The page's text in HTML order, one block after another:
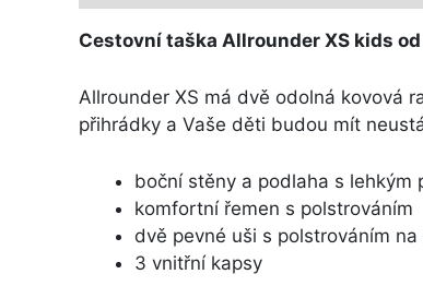
Cestovní taška Allrounder XS kids
Allrounder XS má dvě odolná kovová
přihrádky a Vaše děti budou mít
boční stěny a podlaha s lehkým
komfortní řemen s polstrováním
dvě pevné uši s polstrováním na
3 vnitřní kapsy